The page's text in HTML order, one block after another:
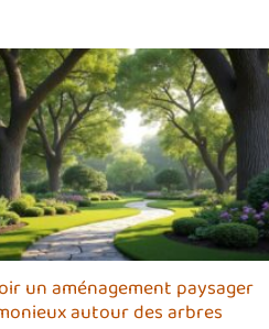
un aménagement paysager
autour des arbres